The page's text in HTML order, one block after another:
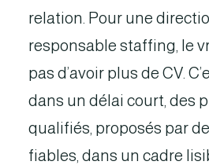
relation. Pour une
responsable staffing, le
pas d’avoir plus de CV.
dans un délai court, des
qualifiés, proposés par
fiables, dans un cadre